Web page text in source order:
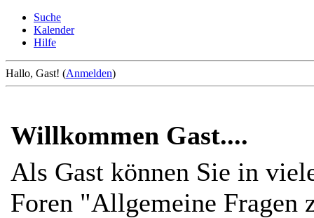
Suche
Kalender
Hilfe
Hallo, Gast! (Anmelden)
Willkommen Gast....
Als Gast können Sie in
Foren "Allgemeine